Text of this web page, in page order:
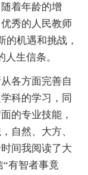
着年龄的增
秀的人民教师
的机遇和挑战，
生信条。
各方面完善自
科的学习，同
的专业技能，
自然、大方、
间我阅读了大
有智者事竟